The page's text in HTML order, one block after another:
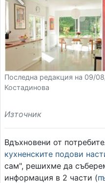
Последна редакция на 09/
Костадинова
Източник
Вдъхновени от
кухненските подови
сам", решихме да
информация в 2 части (